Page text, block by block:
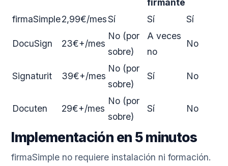
firmante
firmaSimple2,99€/mesSí Sí Sí
DocuSign 23€+/mes
No (por
sobre)
A veces
no
No
Signaturit 39€+/mes
No (por
sobre)
Sí No
Docuten 29€+/mes
No (por
sobre)
Sí No
Implementación en 5 minutos
firmaSimple no requiere instalación ni formación.